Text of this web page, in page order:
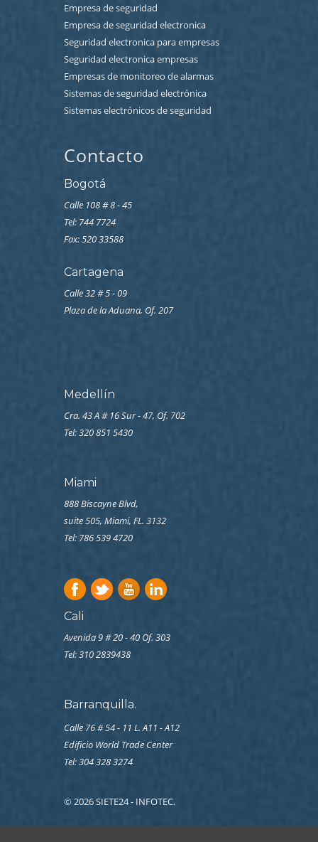
Empresa de seguridad
Empresa de seguridad electronica
Seguridad electronica para empresas
Seguridad electronica empresas
Empresas de monitoreo de alarmas
Sistemas de seguridad electrónica
Sistemas electrónicos de seguridad
Contacto
Bogotá
Calle 108 # 8 - 45
Tel: 744 7724
Fax: 520 33588
Cartagena
Calle 32 # 5 - 09
Plaza de la Aduana, Of. 207
Medellín
Cra. 43 A # 16 Sur - 47, Of. 702
Tel: 320 851 5430
Miami
888 Biscayne Blvd,
suite 505, Miami, FL. 3132
Tel: 786 539 4720
Cali
Avenida 9 # 20 - 40 Of. 303
Tel:310 2839438
Barranquilla.
Calle 76 # 54 - 11 L. A11 - A12
Edificio World Trade Center
Tel: 304 328 3274
© 2026 SIETE24 - INFOTEC.